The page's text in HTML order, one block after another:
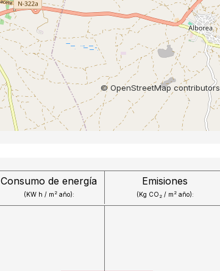
© OpenStreetMap contributors
Consumo de energía
(KW h / m 2año):
Emisiones
(Kg CO 2/ m 2año):